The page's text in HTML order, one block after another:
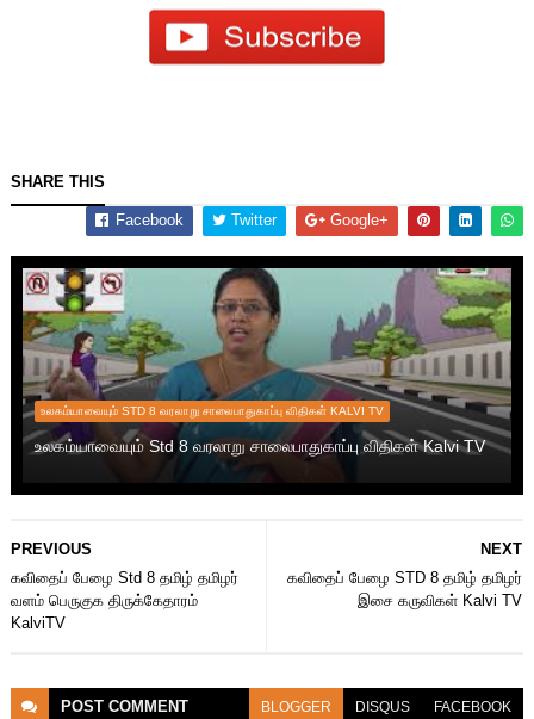
SHARE THIS
Facebook Twitter Google+
உலகம்யாவையும் STD 8 வரலாறு சாலைபாதுகாப்பு விதிகள் KALVI TV
உலகம்யாவையும் Std 8 வரலாறு சாலைபாதுகாப்பு விதிகள் Kalvi TV
NEXT
கவிதைப் பேழை STD 8 தமிழ் தமிழர்
இசை கருவிகள் Kalvi TV
PREVIOUS
கவிதைப் பேழை Std 8 தமிழ் தமிழர்
வளம் பெருகுக திருக்கேதாரம்
KalviTV
POST COMMENT BLOGGER DISQUS FACEBOOK